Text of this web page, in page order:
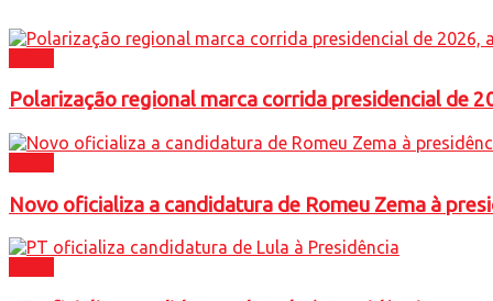
Polarização regional marca corrida presidencial de
Novo oficializa a candidatura de Romeu Zema à